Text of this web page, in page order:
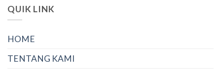
QUIK LINK
HOME
TENTANG KAMI